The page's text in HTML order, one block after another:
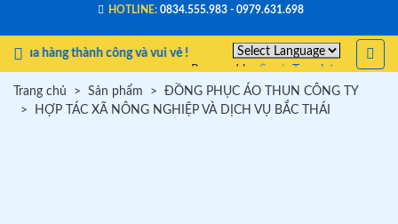
HOTLINE: 0834.555.983 - 0979.631.698
hàng thành công và vui vẻ !
Powered by
Translate
Trang chủ
Sản phẩm
ĐỒNG PHỤC ÁO THUN CÔNG TY
HỢP TÁC XÃ NÔNG NGHIỆP VÀ DỊCH VỤ BẮC THÁI